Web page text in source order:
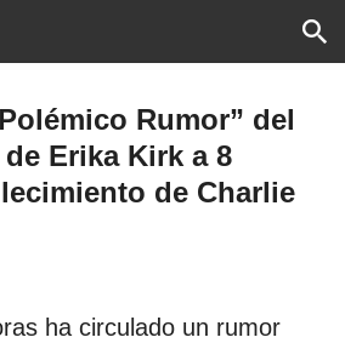
Rumor” del
Erika Kirk a 8
de Charlie
ha circulado un rumor